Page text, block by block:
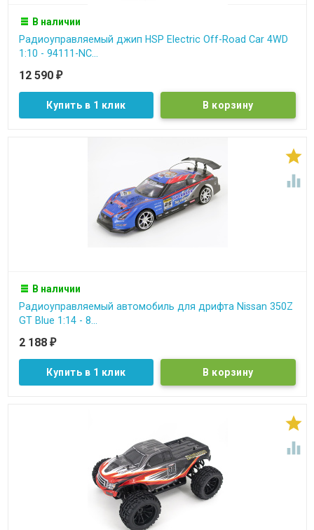
В наличии
Радиоуправляемый джип HSP Electric Off-Road Car 4WD
1:10 - 94111-NC...
12 590 ₽
Купить в 1 клик


В наличии
Радиоуправляемый автомобиль для дрифта Nissan 350Z
GT Blue 1:14 - 8...
2 188 ₽
Купить в 1 клик

